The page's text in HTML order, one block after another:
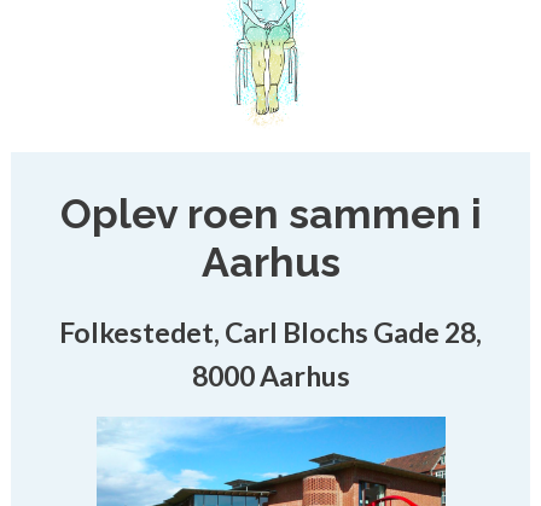
Oplev roen sammen i
Aarhus
Folkestedet, Carl Blochs Gade 28,
8000 Aarhus